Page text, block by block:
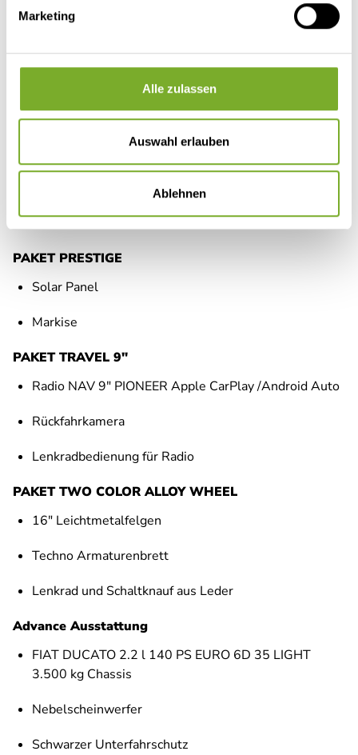
Marketing
Alle zulassen
Auswahl erlauben
Ablehnen
Fliegengitter für Aufbautür
Elektrische Trittstufe
Verdunkelungsrollo im Fahrerhaus
PAKET PAINTED BUMPER
Schwarzer Unterfahrschutz
Nebelscheinwerfer
PAKET PRESTIGE
Solar Panel
Markise
PAKET TRAVEL 9"
Radio NAV 9" PIONEER Apple CarPlay /Android Auto
Rückfahrkamera
Lenkradbedienung für Radio
PAKET TWO COLOR ALLOY WHEEL
16" Leichtmetalfelgen
Techno Armaturenbrett
Lenkrad und Schaltknauf aus Leder
Advance Ausstattung
FIAT DUCATO 2.2 l 140 PS EURO 6D 35 LIGHT
3.500 kg Chassis
Nebelscheinwerfer
Schwarzer Unterfahrschutz